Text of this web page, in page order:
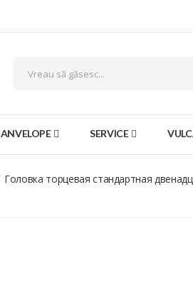
ANVELOPE SERVICE
Головка торцевая стандартная